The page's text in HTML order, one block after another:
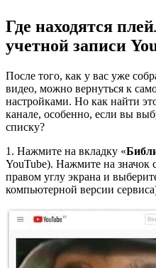
Где находятся
учетной записи
После того, как у вас уже
видео, можно вернуться к
настройками. Но как найти
канале, особенно, если вы
списку?
1. Нажмите на вкладку «
YouTube). Нажмите на значок
правом углу экрана и
компьютерной версии